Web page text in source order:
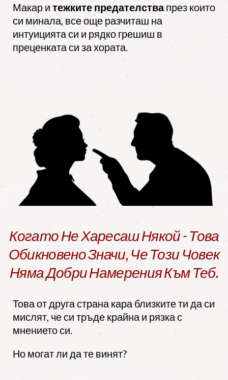
Макар и тежките предателства през които
си минала, все още разчиташ на
интуицията си и рядко грешиш в
преценката си за хората.
Когато Не Харесаш Някой - Това
Обикновено Значи, Че Този Човек
Няма Добри Намерения Към Теб.
Това от друга страна кара близките ти да си
мислят, че си тръде крайна и рязка с
мнението си.
Но могат ли да те винят?